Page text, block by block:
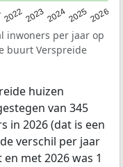
20222023202420252026
inwoners per jaar op
buurt Verspreide
huizen
van 345
in 2026 (dat is een
verschil per jaar
met 2026 was 1